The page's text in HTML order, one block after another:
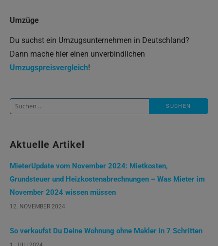
Umzüge
Du suchst ein Umzugsunternehmen in Deutschland?
Dann mache hier einen unverbindlichen
Umzugspreisvergleich!
Suche
Aktuelle Artikel
MieterUpdate vom November 2024: Mietkosten,
Grundsteuer und Heizkostenabrechnungen – Was Mieter im
November 2024 wissen müssen
12. NOVEMBER 2024
So verkaufst Du Deine Wohnung ohne Makler in 7 Schritten